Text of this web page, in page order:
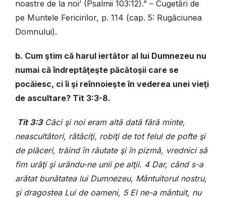
noastre de la noi’ (Psalmii 103:12).” – Cugetări de
pe Muntele Fericirilor, p. 114 (cap. 5: Rugăciunea
Domnului).
b. Cum ştim că harul iertător al lui Dumnezeu nu
numai că îndreptăţeşte păcătoşii care se
pocăiesc, ci îi şi reînnoieşte în vederea unei vieţi
de ascultare? Tit 3:3-8.
Tit 3:3Căci şi noi eram altă dată fără minte,
neascultători, rătăciţi, robiţi de tot felul de pofte şi
de plăceri, trăind în răutate şi în pizmă, vrednici să
fim urâţi şi urându-ne unii pe alţii. 4 Dar, când s-a
arătat bunătatea lui Dumnezeu, Mântuitorul nostru,
şi dragostea Lui de oameni, 5 El ne-a mântuit, nu